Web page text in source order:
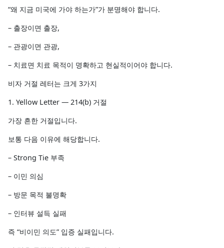
“왜 지금 미국에 가야 하는가”가 분명해야 합니다.
– 출장이면 출장,
– 관광이면 관광,
– 치료면 치료 목적이 명확하고 현실적이어야 합니다.
비자 거절 레터는 크게 3가지
1. Yellow Letter — 214(b) 거절
가장 흔한 거절입니다.
보통 다음 이유에 해당합니다.
– Strong Tie 부족
– 이민 의심
– 방문 목적 불명확
– 인터뷰 설득 실패
즉 “비이민 의도” 입증 실패입니다.